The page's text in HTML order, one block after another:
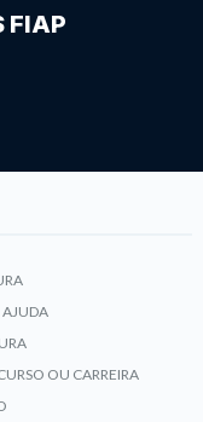
FIAP
AJUDA
OU CARREIRA